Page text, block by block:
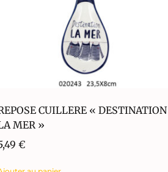
CUILLERE « DESTINATION
MER »
€